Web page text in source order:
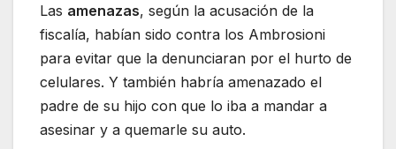
Las amenazas, según la acusación de la
fiscalía, habían sido contra los Ambrosioni
para evitar que la denunciaran por el hurto de
celulares. Y también habría amenazado el
padre de su hijo con que lo iba a mandar a
asesinar y a quemarle su auto.